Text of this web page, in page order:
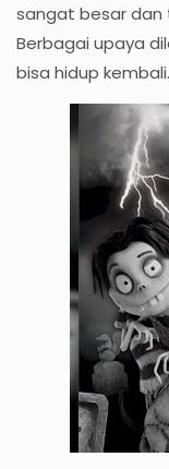
sangat besar dan
Berbagai upaya
bisa hidup kembali.